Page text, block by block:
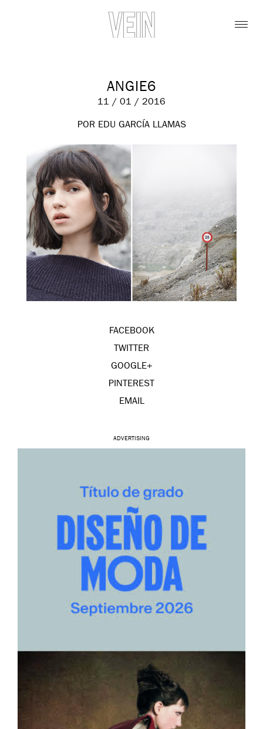
ANGIE6
11 / 01 / 2016
POR EDU GARCÍA LLAMAS
FACEBOOK
TWITTER
GOOGLE+
PINTEREST
EMAIL
ADVERTISING